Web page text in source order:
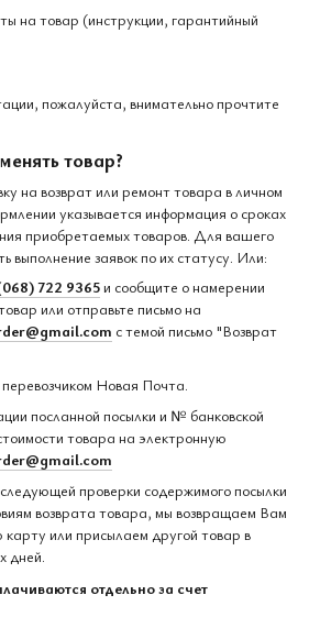
на товар (инструкции, гарантийный
пожалуйста, внимательно прочтите
товар?
на возврат или ремонт товара в личном
указывается информация о сроках
приобретаемых товаров. Для вашего
выполнение заявок по их статусу. Или:
722 9365 и сообщите о намерении
или отправьте письмо на
с темой письмо "Возврат
Новая Почта.
посланной посылки и № банковской
товара на электронную
проверки содержимого посылки
возврата товара, мы возвращаем Вам
карту или присылаем другой товар в
дней.
отдельно за счет